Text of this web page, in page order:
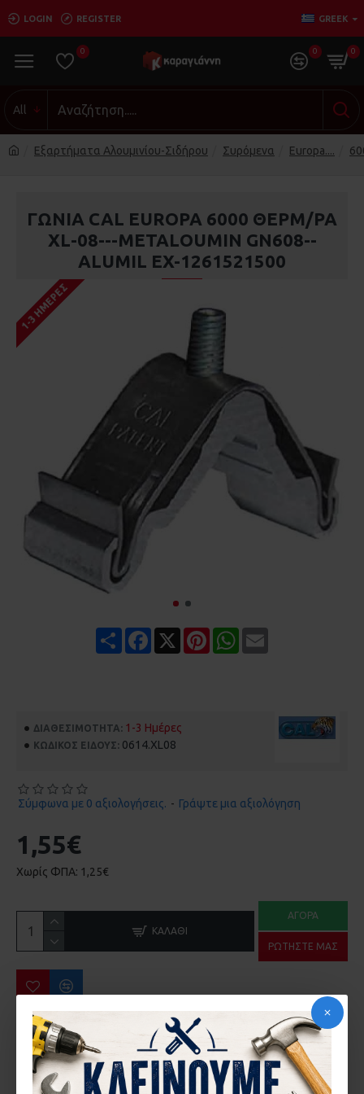
LOGIN REGISTER GREEK
0 0 0
All
Εξαρτήματα Αλουμινίου-Σιδήρου Συρόμενα Europa....
ΓΩΝΙΑ CAL EUROPA 6000 ΘΕΡΜ/ΡΑ
XL-08---METALOUMIN GN608--
ALUMIL EX-1261521500
1-3 ΗΜΈΡΕΣ
Share Facebook PinterestWhatsApp
ΔΙΑΘΕΣΙΜΌΤΗΤΑ: 1-3 Ημέρες
ΚΩΔΙΚΌΣ ΕΊΔΟΥΣ: 0614.XL08
Σύμφωνα με 0 αξιολογήσεις. - Γράψτε μια αξιολόγηση
1,55€
Χωρίς ΦΠΑ: 1,25€
ΚΑΛΆΘΙ
ΑΓΟΡΆ
ΡΩΤΉΣΤΕ ΜΑΣ
ΠΕΡΙΣΣΌΤΕΡΑ ΑΠΌ ΤΗΝ ΙΔΙΑ ΜΆΡΚΑ
ΑΣΦΑΛΕΙΑ C.E.CAL ΑΝΟΙΓ/ΝΩΝ